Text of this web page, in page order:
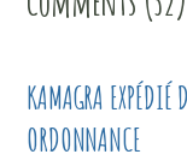
KAMAGRA
ORDONNANCE